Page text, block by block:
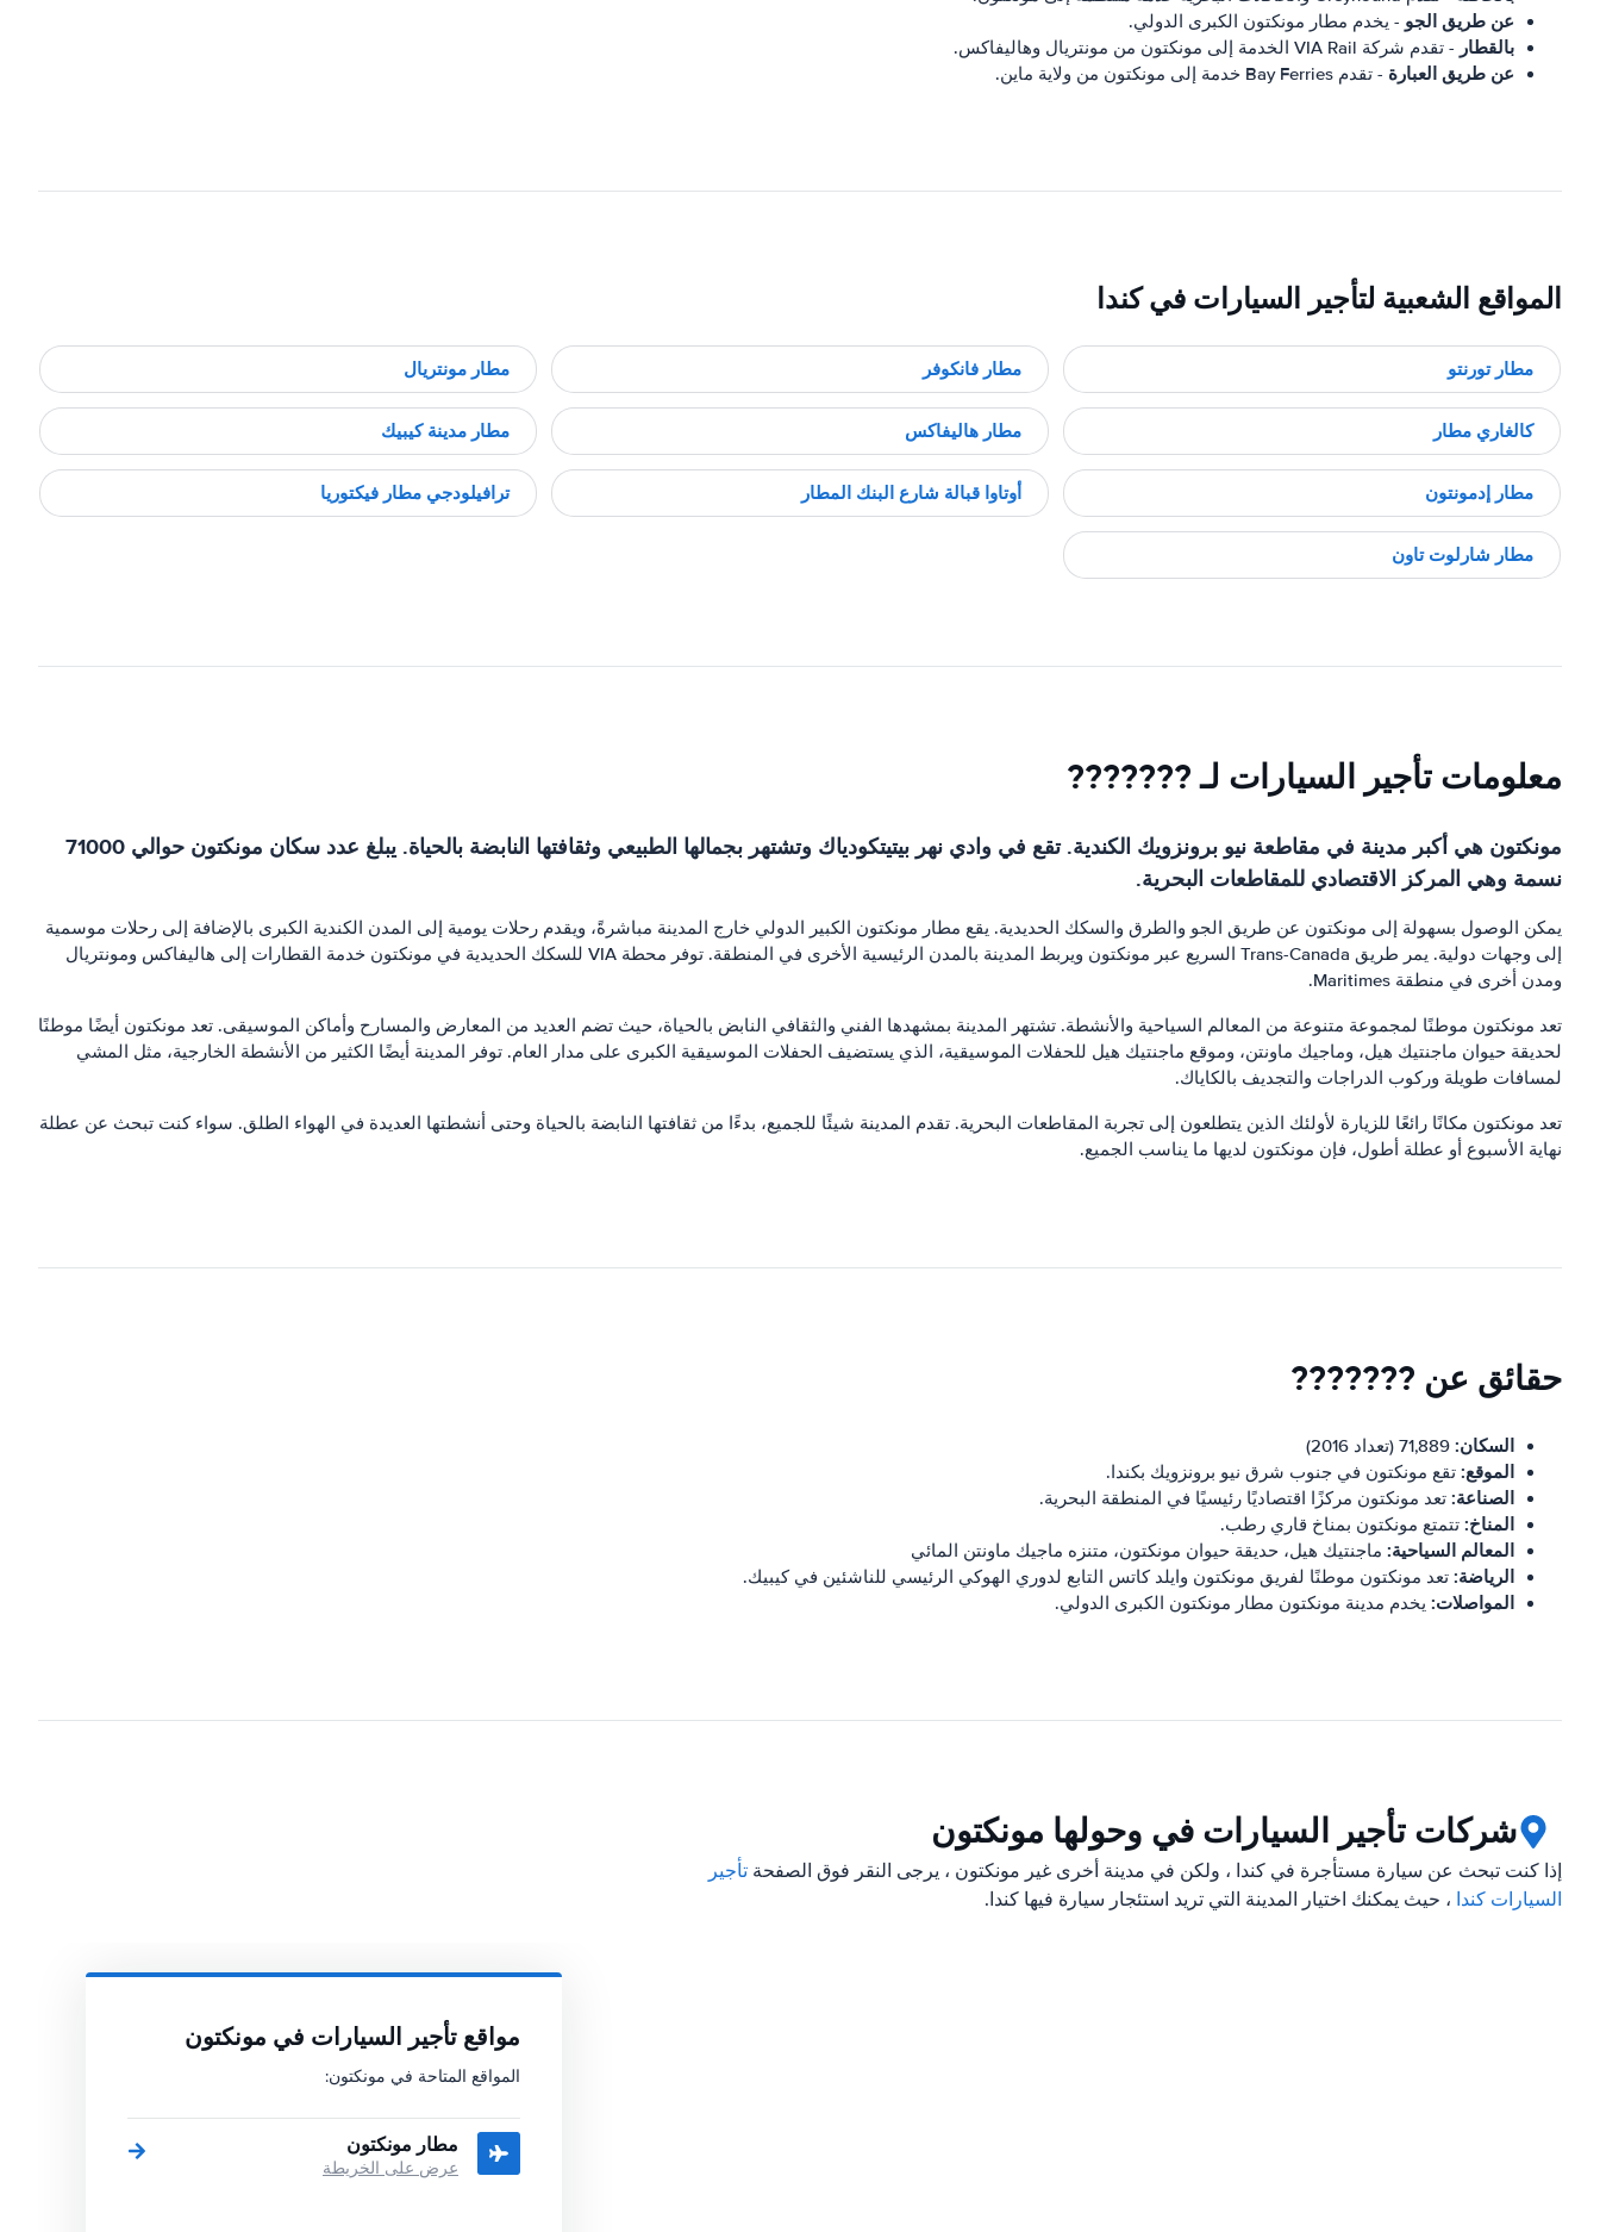
عن طريق الجو - يخدم مطار مونكتون الكبرى الدولي.
بالقطار - تقدم شركة VIA Rail الخدمة إلى مونكتون من مونتريال وهاليفاكس.
عن طريق العبارة - تقدم Bay Ferries خدمة إلى مونكتون من ولاية ماين.
المواقع الشعبية لتأجير السيارات في كندا
مطار تورنتو مطار فانكوفر مطار مونتريال
كالغاري مطار مطار هاليفاكس مطار مدينة كيبيك
مطار إدمونتون أوتاوا قبالة شارع البنك المطار ترافيلودجي مطار فيكتوريا
مطار شارلوت تاون
معلومات تأجير السيارات لـ ???????
مونكتون هي أكبر مدينة في مقاطعة نيو برونزويك الكندية. تقع في وادي نهر بيتيتكودياك وتشتهر بجمالها الطبيعي وثقافتها النابضة بالحياة. يبلغ عدد سكان مونكتون حوالي 71000
نسمة وهي المركز الاقتصادي للمقاطعات البحرية.
يمكن الوصول بسهولة إلى مونكتون عن طريق الجو والطرق والسكك الحديدية. يقع مطار مونكتون الكبير الدولي خارج المدينة مباشرةً، ويقدم رحلات يومية إلى المدن الكندية الكبرى بالإضافة إلى رحلات موسمية
إلى وجهات دولية. يمر طريق Trans-Canada السريع عبر مونكتون ويربط المدينة بالمدن الرئيسية الأخرى في المنطقة. توفر محطة VIA للسكك الحديدية في مونكتون خدمة القطارات إلى هاليفاكس ومونتريال
ومدن أخرى في منطقة Maritimes.
تعد مونكتون موطنًا لمجموعة متنوعة من المعالم السياحية والأنشطة. تشتهر المدينة بمشهدها الفني والثقافي النابض بالحياة، حيث تضم العديد من المعارض والمسارح وأماكن الموسيقى. تعد مونكتون أيضًا موطنًا
لحديقة حيوان ماجنتيك هيل، وماجيك ماونتن، وموقع ماجنتيك هيل للحفلات الموسيقية، الذي يستضيف الحفلات الموسيقية الكبرى على مدار العام. توفر المدينة أيضًا الكثير من الأنشطة الخارجية، مثل المشي
لمسافات طويلة وركوب الدراجات والتجديف بالكاياك.
تعد مونكتون مكانًا رائعًا للزيارة لأولئك الذين يتطلعون إلى تجربة المقاطعات البحرية. تقدم المدينة شيئًا للجميع، بدءًا من ثقافتها النابضة بالحياة وحتى أنشطتها العديدة في الهواء الطلق. سواء كنت تبحث عن عطلة
نهاية الأسبوع أو عطلة أطول، فإن مونكتون لديها ما يناسب الجميع.
حقائق عن ???????
السكان:
الموقع: تقع مونكتون في جنوب شرق نيو برونزويك بكندا.
الصناعة: تعد مونكتون مركزًا اقتصاديًا رئيسيًا في المنطقة البحرية.
المناخ: تتمتع مونكتون بمناخ قاري رطب.
المعالم السياحية: ماجنتيك هيل، حديقة حيوان مونكتون، متنزه ماجيك ماونتن المائي
الرياضة: تعد مونكتون موطنًا لفريق مونكتون وايلد كاتس التابع لدوري الهوكي الرئيسي للناشئين في كيبيك.
المواصلات: يخدم مدينة مونكتون مطار مونكتون الكبرى الدولي.
شركات تأجير السيارات في وحولها مونكتون
إذا كنت تبحث عن سيارة مستأجرة في كندا ، ولكن في مدينة أخرى غير مونكتون ، يرجى النقر فوق الصفحة تأجير
السيارات كندا ، حيث يمكنك اختيار المدينة التي تريد استئجار سيارة فيها كندا.
مواقع تأجير السيارات في مونكتون
المواقع المتاحة في مونكتون:
مطار مونكتون
عرض على الخريطة